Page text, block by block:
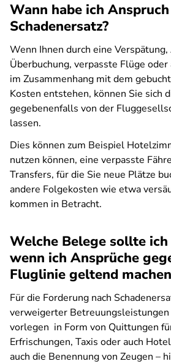
Wann habe ich
Schadenersatz?
Wenn Ihnen durch eine
Überbuchung, verpasste Flüge
im Zusammenhang mit dem
Kosten entstehen, können Sie sich
gegebenenfalls von der
lassen.
Dies können zum Beispiel
nutzen können, eine verpasste
Transfers, für die Sie neue Plätze
andere Folgekosten wie etwa
kommen in Betracht.
Welche Belege sollte
wenn ich Ansprüche
Fluglinie geltend
Für die Forderung nach
verweigerter
vorlegen in Form von Quittungen
Erfrischungen, Taxis oder auch
auch die Benennung von Zeugen –